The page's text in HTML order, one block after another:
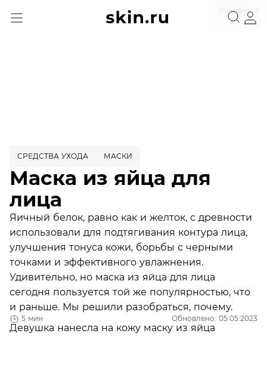
Реклама
5 мин Обновлено: 05.05.2023
СРЕДСТВА УХОДА МАСКИ
Маска из яйца для
лица
Яичный белок, равно как и желток, с древности
использовали для подтягивания контура лица,
улучшения тонуса кожи, борьбы с черными
точками и эффективного увлажнения.
Удивительно, но маска из яйца для лица
сегодня пользуется той же популярностью, что
и раньше. Мы решили разобраться, почему.